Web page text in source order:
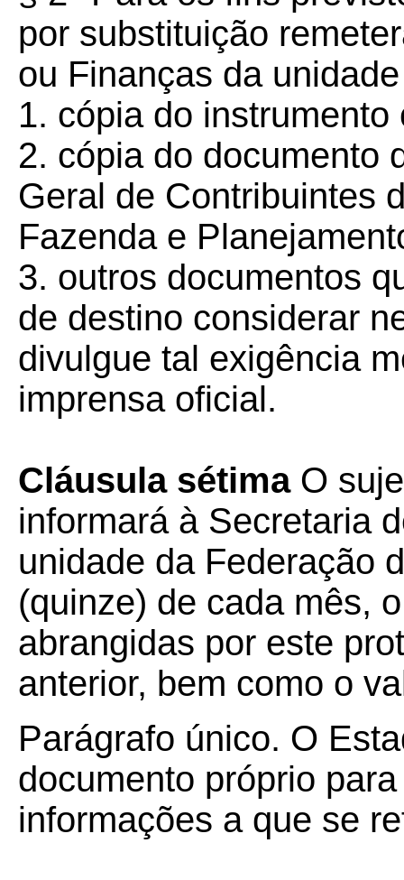
por substituição
ou Finanças da
1. cópia do
2. cópia do documento
Geral de Contribuintes
Fazenda e
3. outros documentos
de destino considerar
divulgue tal exigência
imprensa oficial.
Cláusula sétima O
informará à Secretaria
unidade da Federação
(quinze) de cada mês,
abrangidas por este
anterior, bem como o
Parágrafo único. O
documento próprio
informações a que se